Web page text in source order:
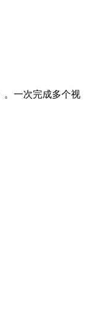
。一次完成多个视